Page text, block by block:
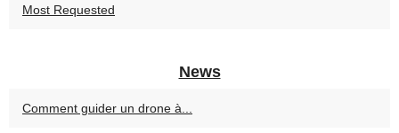
Most Requested
News
Comment guider un drone à...